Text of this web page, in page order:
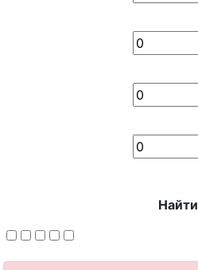
Найти